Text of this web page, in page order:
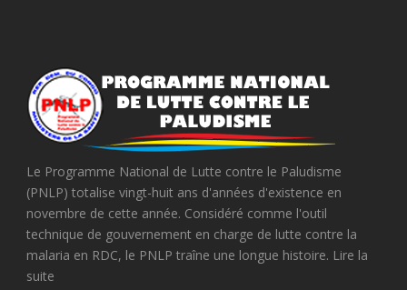
Le Programme National de Lutte contre le Paludisme
(PNLP) totalise vingt-huit ans d'années d'existence en
novembre de cette année. Considéré comme l'outil
technique de gouvernement en charge de lutte contre la
malaria en RDC, le PNLP traîne une longue histoire. Lire la
suite